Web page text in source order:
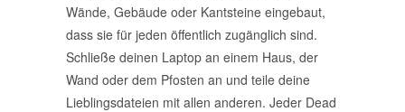
Wände, Gebäude oder Kantsteine eingebaut,
dass sie für jeden öffentlich zugänglich sind.
Schließe deinen Laptop an einem Haus, der
Wand oder dem Pfosten an und teile deine
Lieblingsdateien mit allen anderen. Jeder Dead